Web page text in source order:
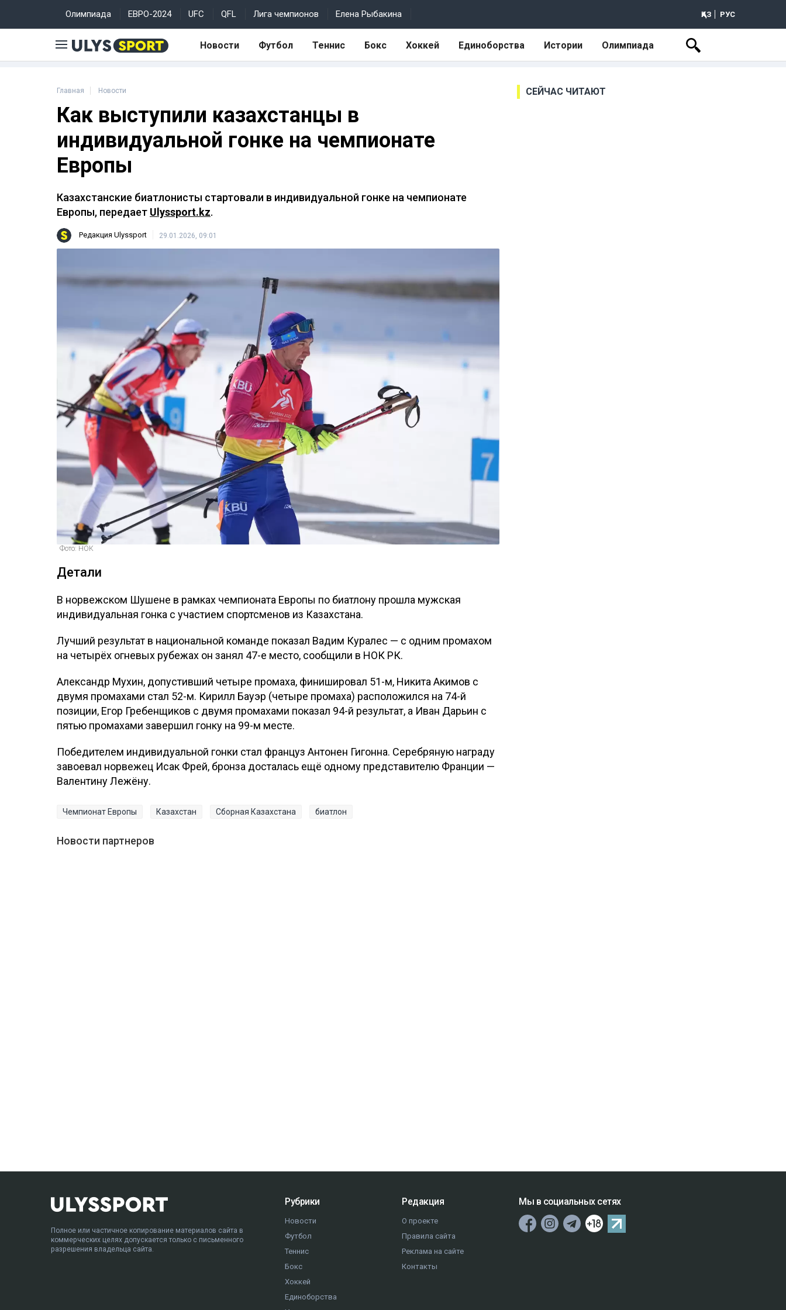
Олимпиада ЕВРО-2024 UFC QFL Лига чемпионов Елена Рыбакина ҚАЗ РУС
Новости Футбол Теннис Бокс Хоккей Единоборства Истории Олимпиада
Главная Новости
Как выступили казахстанцы в
индивидуальной гонке на чемпионате
Европы
Казахстанские биатлонисты стартовали в индивидуальной гонке на чемпионате
Европы, передает Ulyssport.kz.
Редакция Ulyssport 29.01.2026, 09:01
Фото: НОК
Детали
В норвежском Шушене в рамках чемпионата Европы по биатлону прошла мужская
индивидуальная гонка с участием спортсменов из Казахстана.
Лучший результат в национальной команде показал Вадим Куралес — с одним промахом
на четырёх огневых рубежах он занял 47-е место, сообщили в НОК РК.
Александр Мухин, допустивший четыре промаха, финишировал 51-м, Никита Акимов с
двумя промахами стал 52-м. Кирилл Бауэр (четыре промаха) расположился на 74-й
позиции, Егор Гребенщиков с двумя промахами показал 94-й результат, а Иван Дарьин с
пятью промахами завершил гонку на 99-м месте.
Победителем индивидуальной гонки стал француз Антонен Гигонна. Серебряную награду
завоевал норвежец Исак Фрей, бронза досталась ещё одному представителю Франции —
Валентину Лежёну.
Чемпионат Европы Казахстан Сборная Казахстана биатлон
Новости партнеров
СЕЙЧАС ЧИТАЮТ
Полное или частичное копирование материалов сайта в
коммерческих целях допускается только с письменного
разрешения владельца сайта.
Рубрики
Новости
Футбол
Теннис
Бокс
Хоккей
Единоборства
Редакция
О проекте
Правила сайта
Реклама на сайте
Контакты
Мы в социальных сетях